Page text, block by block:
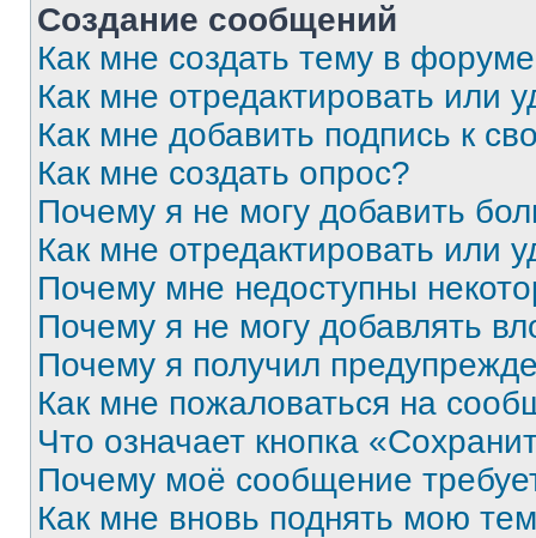
Создание сообщений
Как мне создать тему в
Как мне отредактировать или
Как мне добавить подпись к
Как мне создать опрос?
Почему я не могу добавить
Как мне отредактировать или
Почему мне недоступны
Почему я не могу добавлять
Почему я получил
Как мне пожаловаться на
Что означает кнопка
Почему моё сообщение
Как мне вновь поднять мою